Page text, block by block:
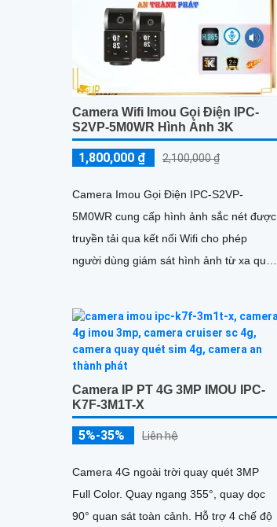
Camera Wifi Imou Gọi Điện IPC-
S2VP-5M0WR Hình Ảnh 3K
1,800,000 ₫ 2,100,000 ₫
Camera Imou Gọi Điện IPC-S2VP-
5M0WR cung cấp hình ảnh sắc nét được
truyền tải qua kết nối Wifi cho phép
người dùng giám sát hình ảnh từ xa qua
Camera IP PT 4G 3MP IMOU IPC-
K7F-3M1T-X
5%-35% Liên hệ
Camera 4G ngoài trời quay quét 3MP
Full Color. Quay ngang 355°, quay dọc
90° quan sát toàn cảnh. Hỗ trợ 4 chế độ